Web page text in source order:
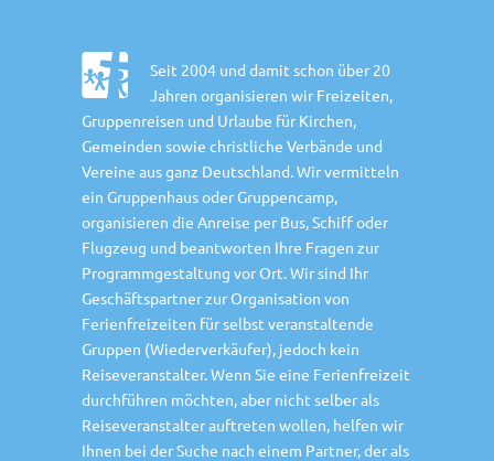
Seit 2004 und damit schon über 20
Jahren organisieren wir Freizeiten,
Gruppenreisen und Urlaube für Kirchen,
Gemeinden sowie christliche Verbände und
Vereine aus ganz Deutschland. Wir vermitteln
ein Gruppenhaus oder Gruppencamp,
organisieren die Anreise per Bus, Schiff oder
Flugzeug und beantworten Ihre Fragen zur
Programmgestaltung vor Ort. Wir sind Ihr
Geschäftspartner zur Organisation von
Ferienfreizeiten für selbst veranstaltende
Gruppen (Wiederverkäufer), jedoch kein
Reiseveranstalter. Wenn Sie eine Ferienfreizeit
durchführen möchten, aber nicht selber als
Reiseveranstalter auftreten wollen, helfen wir
Ihnen bei der Suche nach einem Partner, der als